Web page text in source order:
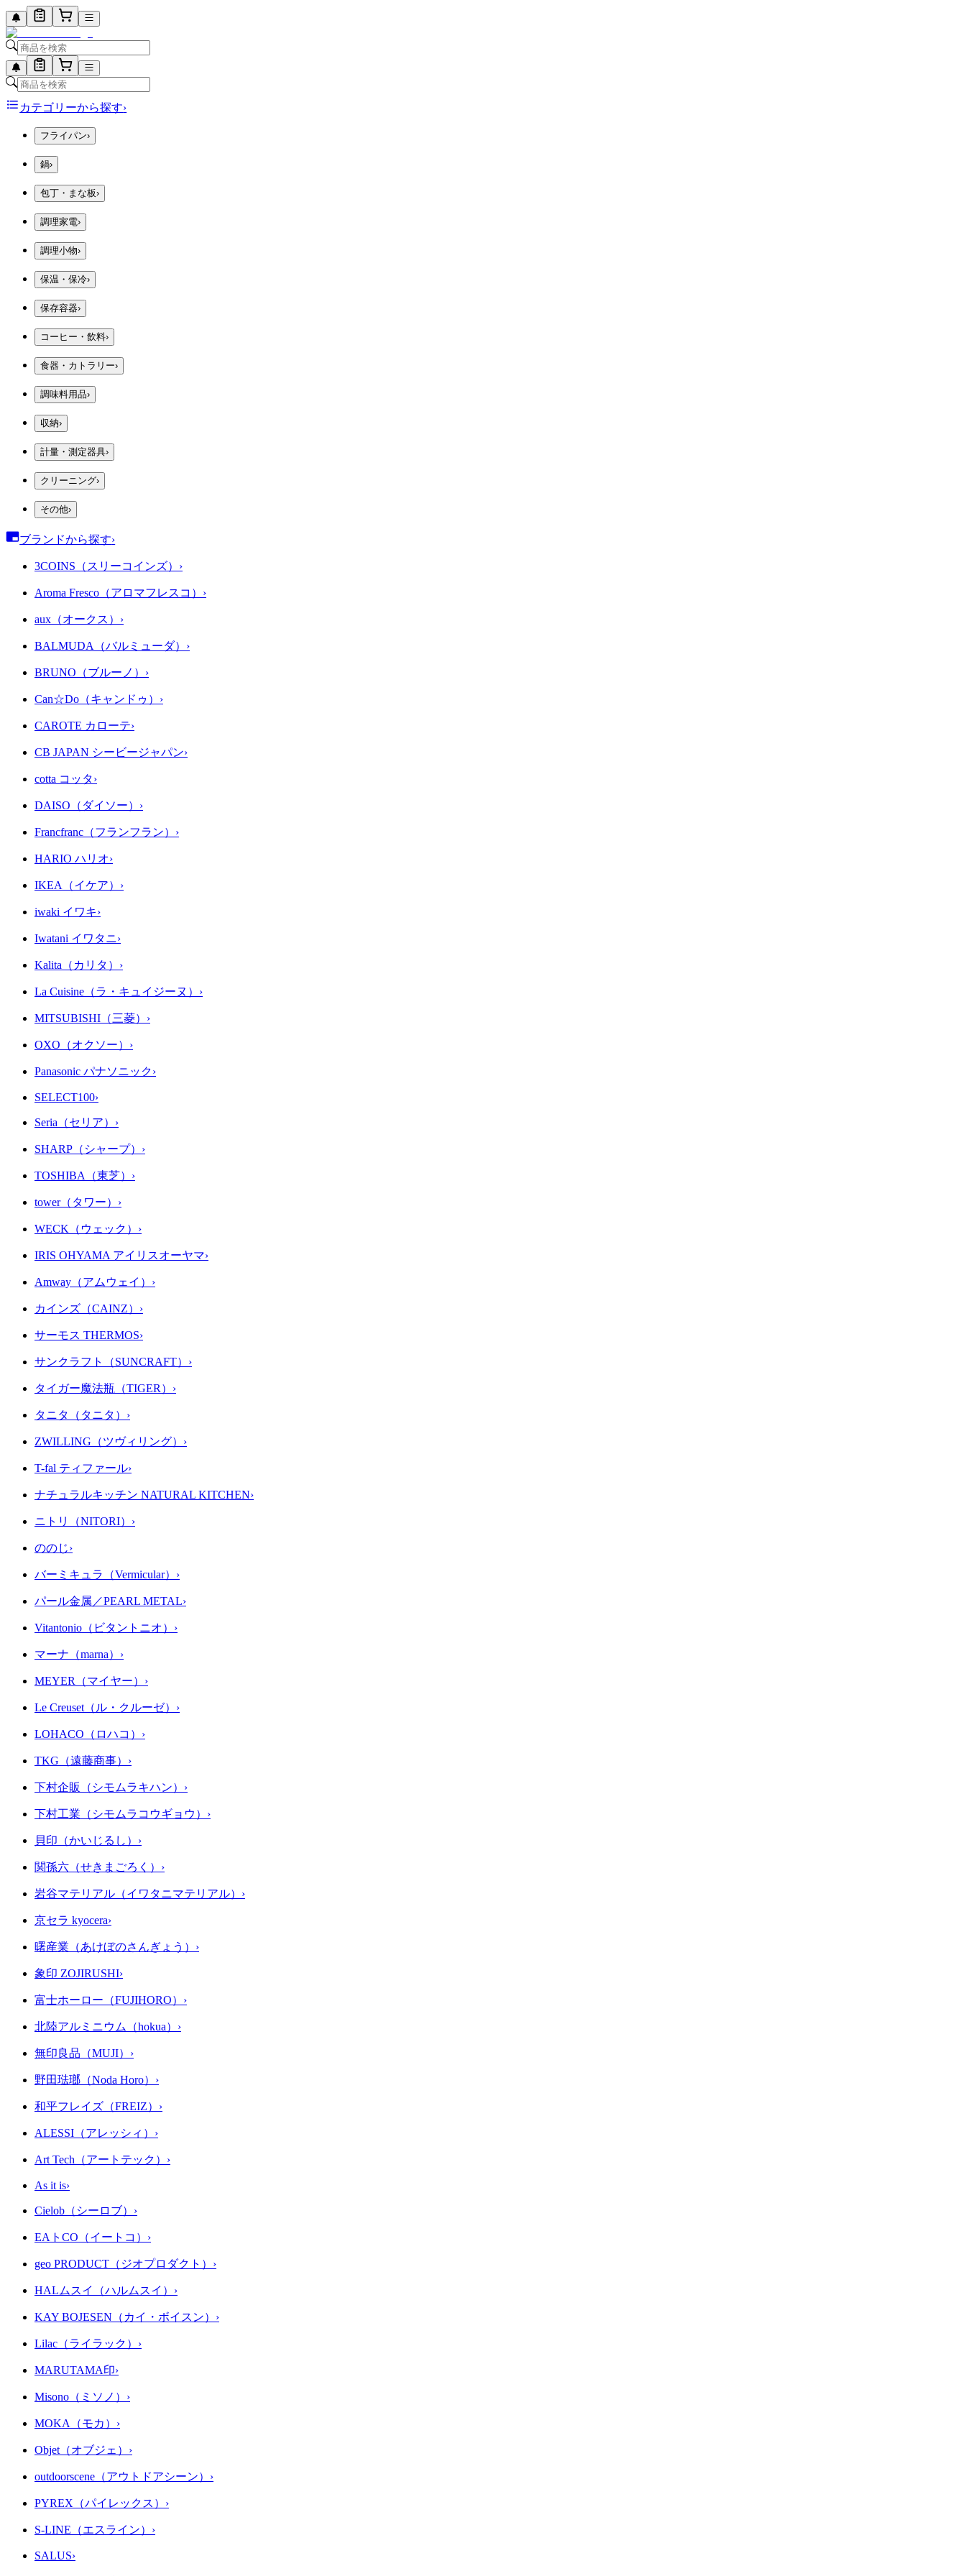
カテゴリーから探す›
フライパン›
鍋›
包丁・まな板›
調理家電›
調理小物›
保温・保冷›
保存容器›
コーヒー・飲料›
食器・カトラリー›
調味料用品›
収納›
計量・測定器具›
クリーニング›
その他›
ブランドから探す›
3COINS（スリーコインズ） ›
Aroma Fresco（アロマフレスコ） ›
aux（オークス） ›
BALMUDA（バルミューダ） ›
BRUNO（ブルーノ） ›
Can☆Do（キャンドゥ） ›
CAROTE カローテ›
CB JAPAN シービージャパン›
cotta コッタ›
DAISO（ダイソー） ›
Francfranc（フランフラン） ›
HARIO ハリオ›
IKEA（イケア） ›
iwaki イワキ›
Iwatani イワタニ›
Kalita（カリタ） ›
La Cuisine（ラ・キュイジーヌ） ›
MITSUBISHI（三菱） ›
OXO（オクソー） ›
Panasonic パナソニック›
SELECT100›
Seria（セリア） ›
SHARP（シャープ） ›
TOSHIBA（東芝） ›
tower（タワー） ›
WECK（ウェック） ›
IRIS OHYAMA アイリスオーヤマ›
Amway（アムウェイ） ›
カインズ（CAINZ） ›
サーモス THERMOS›
サンクラフト（SUNCRAFT） ›
タイガー魔法瓶（TIGER） ›
タニタ（タニタ） ›
ZWILLING（ツヴィリング） ›
T-fal ティファール›
ナチュラルキッチン NATURAL KITCHEN›
ニトリ（NITORI） ›
ののじ›
バーミキュラ（Vermicular） ›
パール金属／PEARL METAL›
Vitantonio（ビタントニオ） ›
マーナ（marna） ›
MEYER（マイヤー） ›
Le Creuset（ル・クルーゼ） ›
LOHACO（ロハコ） ›
TKG（遠藤商事） ›
下村企販（シモムラキハン） ›
下村工業（シモムラコウギョウ） ›
貝印（かいじるし） ›
関孫六（せきまごろく） ›
岩谷マテリアル（イワタニマテリアル） ›
京セラ kyocera›
曙産業（あけぼのさんぎょう） ›
象印 ZOJIRUSHI›
富士ホーロー（FUJIHORO） ›
北陸アルミニウム（hokua） ›
無印良品（MUJI） ›
野田琺瑯（Noda Horo） ›
和平フレイズ（FREIZ） ›
ALESSI（アレッシィ） ›
Art Tech（アートテック） ›
As it is›
Cielob（シーロブ） ›
EAトCO（イートコ） ›
geo PRODUCT（ジオプロダクト） ›
HALムスイ（ハルムスイ） ›
KAY BOJESEN（カイ・ボイスン） ›
Lilac（ライラック） ›
MARUTAMA印›
Misono（ミソノ） ›
MOKA（モカ） ›
Objet（オブジェ） ›
outdoorscene（アウトドアシーン） ›
PYREX（パイレックス） ›
S-LINE（エスライン） ›
SALUS›